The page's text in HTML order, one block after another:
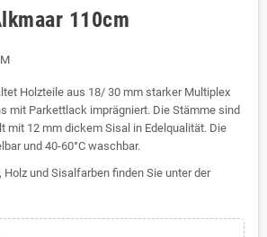
110cm
Holzteile aus 18/ 30 mm starker Multiplex
mit Parkettlack imprägniert. Die Stämme sind
12 mm dickem Sisal in Edelqualität. Die
und 40-60°C waschbar.
Holz und Sisalfarben finden Sie unter der